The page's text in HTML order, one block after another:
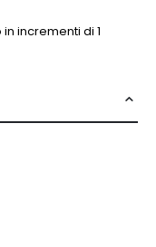
incrementi di 1